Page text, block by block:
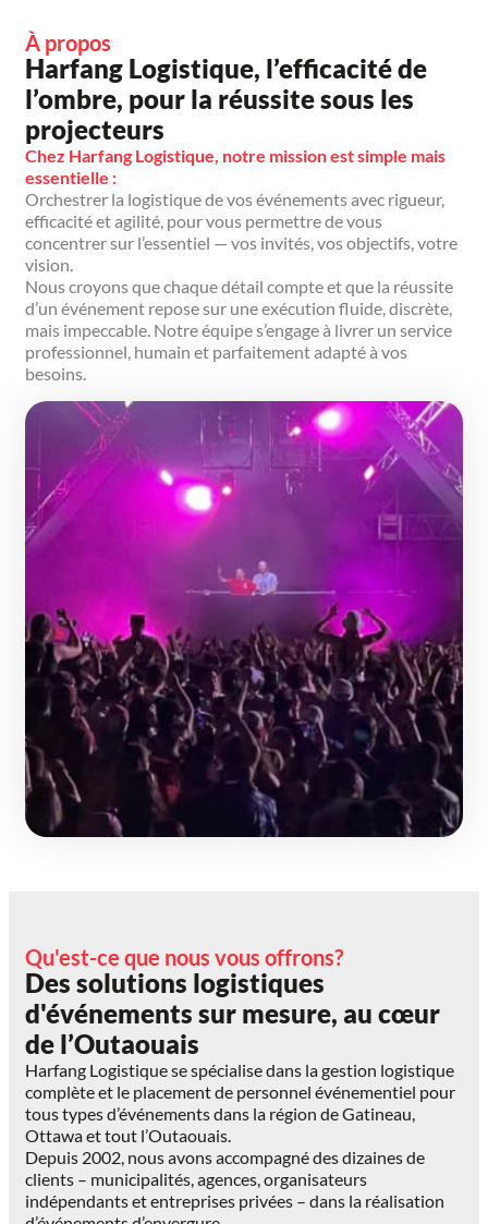
À propos
Harfang Logistique, l’efficacité de
l’ombre, pour la réussite sous les
projecteurs
Chez Harfang Logistique, notre mission est simple mais
essentielle :
Orchestrer la logistique de vos événements avec rigueur,
efficacité et agilité, pour vous permettre de vous
concentrer sur l’essentiel — vos invités, vos objectifs, votre
vision.
Nous croyons que chaque détail compte et que la réussite
d’un événement repose sur une exécution fluide, discrète,
mais impeccable. Notre équipe s’engage à livrer un service
professionnel, humain et parfaitement adapté à vos
besoins.
Qu'est-ce que nous vous offrons?
Des solutions logistiques
d'événements sur mesure, au cœur
de l’Outaouais
Harfang Logistique se spécialise dans la gestion logistique
complète et le placement de personnel événementiel pour
tous types d’événements dans la région de Gatineau,
Ottawa et tout l’Outaouais.
Depuis 2002, nous avons accompagné des dizaines de
clients – municipalités, agences, organisateurs
indépendants et entreprises privées – dans la réalisation